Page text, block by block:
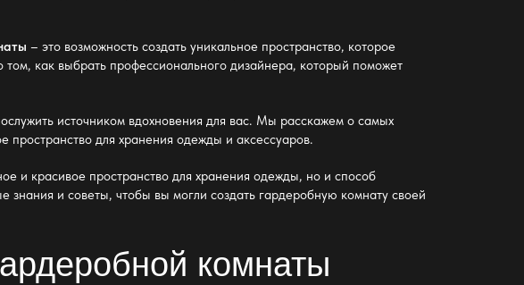
– это возможность создать уникальное пространство, которое
как выбрать профессионального дизайнера, который поможет
источником вдохновения для вас. Мы расскажем о самых
пространство для хранения одежды и аксессуаров.
и красивое пространство для хранения одежды, но и способ
знания и советы, чтобы вы могли создать гардеробную комнату своей
комнаты